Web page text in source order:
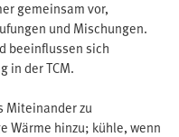
gemeinsam vor,
und Mischungen.
beeinflussen sich
in der TCM.
Miteinander zu
Wärme hinzu; kühle, wenn